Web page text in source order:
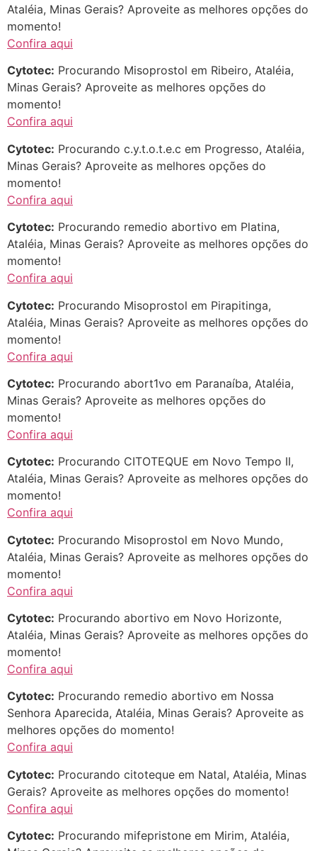
Ataléia, Minas Gerais? Aproveite as melhores opções do
momento!
Confira aqui
Cytotec: Procurando Misoprostol em Ribeiro, Ataléia,
Minas Gerais? Aproveite as melhores opções do
momento!
Confira aqui
Cytotec: Procurando c.y.t.o.t.e.c em Progresso, Ataléia,
Minas Gerais? Aproveite as melhores opções do
momento!
Confira aqui
Cytotec: Procurando remedio abortivo em Platina,
Ataléia, Minas Gerais? Aproveite as melhores opções do
momento!
Confira aqui
Cytotec: Procurando Misoprostol em Pirapitinga,
Ataléia, Minas Gerais? Aproveite as melhores opções do
momento!
Confira aqui
Cytotec: Procurando abort1vo em Paranaíba, Ataléia,
Minas Gerais? Aproveite as melhores opções do
momento!
Confira aqui
Cytotec: Procurando CITOTEQUE em Novo Tempo II,
Ataléia, Minas Gerais? Aproveite as melhores opções do
momento!
Confira aqui
Cytotec: Procurando Misoprostol em Novo Mundo,
Ataléia, Minas Gerais? Aproveite as melhores opções do
momento!
Confira aqui
Cytotec: Procurando abortivo em Novo Horizonte,
Ataléia, Minas Gerais? Aproveite as melhores opções do
momento!
Confira aqui
Cytotec: Procurando remedio abortivo em Nossa
Senhora Aparecida, Ataléia, Minas Gerais? Aproveite as
melhores opções do momento!
Confira aqui
Cytotec: Procurando citoteque em Natal, Ataléia, Minas
Gerais? Aproveite as melhores opções do momento!
Confira aqui
Cytotec: Procurando mifepristone em Mirim, Ataléia,